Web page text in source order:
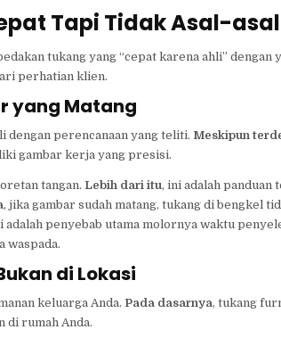
Tapi Tidak Asal-
tukang yang “cepat karena ahli” dengan
perhatian klien.
yang Matang
dengan perencanaan yang teliti. Meskipun
gambar kerja yang presisi.
tangan. Lebih dari itu, ini adalah
, jika gambar sudah matang, tukang di bengkel
penyebab utama molornya waktu
waspada.
di Lokasi
keluarga Anda. Pada dasarnya, tukang
di rumah Anda.